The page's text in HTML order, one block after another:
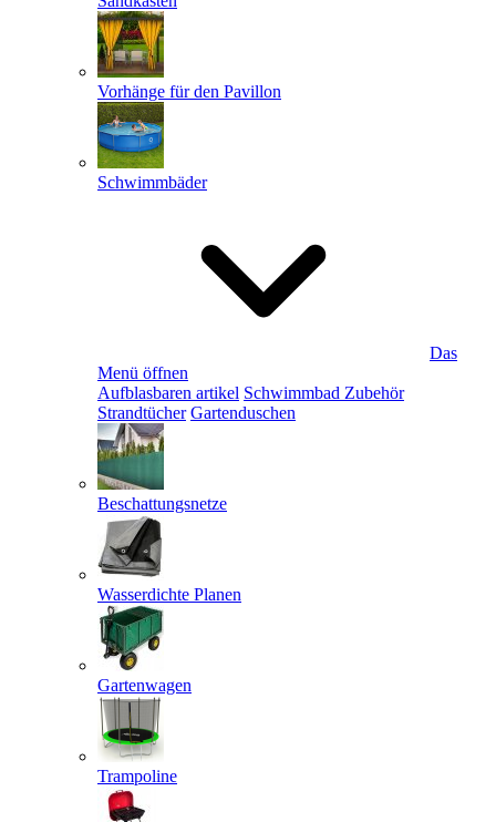
Vorhänge für den Pavillon
Schwimmbäder
Das
Menü öffnen
Aufblasbaren artikel Schwimmbad Zubehör
Strandtücher Gartenduschen
Beschattungsnetze
Wasserdichte Planen
Gartenwagen
Trampoline